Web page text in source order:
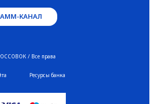
КАНАЛ
/ Все права
Ресурсы банка